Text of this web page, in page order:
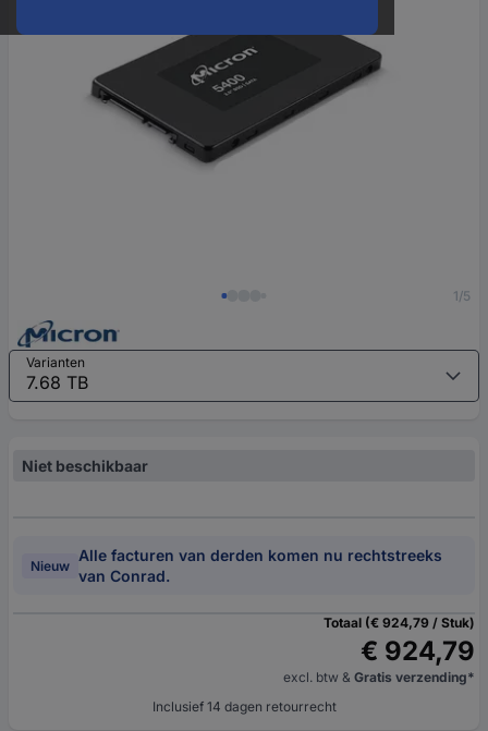
1/5
Varianten
Niet beschikbaar
Nieuw
Alle facturen van derden komen nu rechtstreeks
van Conrad.
Totaal (€ 924,79 / Stuk)
€ 924,79
excl. btw & Gratis verzending*
Inclusief 14 dagen retourrecht